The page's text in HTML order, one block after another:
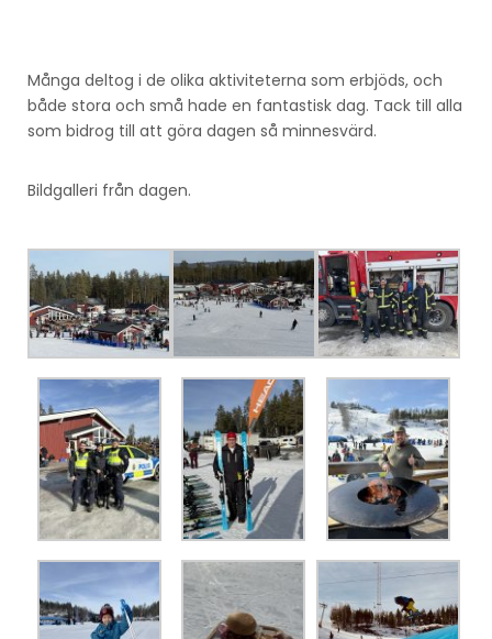
Många deltog i de olika aktiviteterna som erbjöds, och
både stora och små hade en fantastisk dag. Tack till alla
som bidrog till att göra dagen så minnesvärd.
Bildgalleri från dagen.